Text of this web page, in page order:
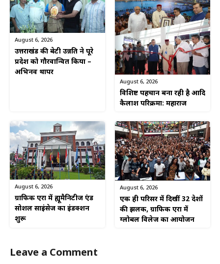
August 6, 2026
उत्तराखंड की बेटी उन्नति ने पूरे
प्रदेश को गौरवान्वित किया –
अभिनव थापर
August 6, 2026
विशिष्ट पहचान बना रही है आदि
कैलाश परिक्रमा: महाराज
August 6, 2026
ग्राफिक एरा में ह्यूमैनिटीज एंड
सोशल साइंसेज का इंडक्शन
शुरू
August 6, 2026
एक ही परिसर में दिखीं 32 देशों
की झलक, ग्राफिक एरा में
ग्लोबल विलेज का आयोजन
Leave a Comment